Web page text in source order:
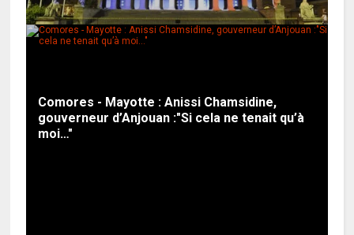
Comores - Mayotte : Anissi Chamsidine,
gouverneur d’Anjouan :"Si cela ne tenait qu’à
moi…"